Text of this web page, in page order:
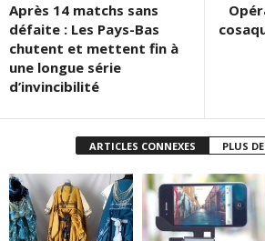
Après 14 matchs sans
défaite : Les Pays-Bas
chutent et mettent fin à
une longue série
d’invincibilité
ARTICLES CONNEXES PLUS